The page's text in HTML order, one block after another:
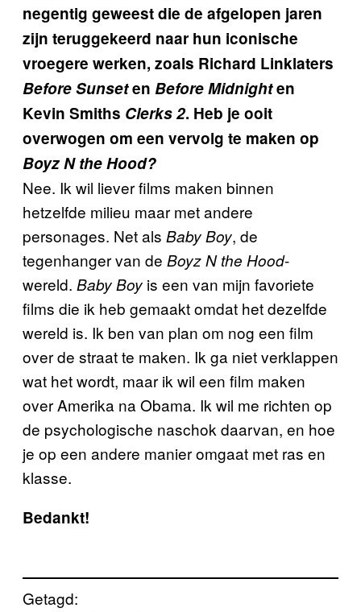
negentig geweest die de afgelopen jaren
zijn teruggekeerd naar hun iconische
vroegere werken, zoals Richard Linklaters
Before Sunseten Before Midnighten
Kevin Smiths Clerks 2. Heb je ooit
overwogen om een vervolg te maken op
Boyz N the Hood?
Nee. Ik wil liever films maken binnen
hetzelfde milieu maar met andere
personages. Net als Baby Boy, de
tegenhanger van de Boyz N the Hood-
wereld. Baby Boy is een van mijn favoriete
films die ik heb gemaakt omdat het dezelfde
wereld is. Ik ben van plan om nog een film
over de straat te maken. Ik ga niet verklappen
wat het wordt, maar ik wil een film maken
over Amerika na Obama. Ik wil me richten op
de psychologische naschok daarvan, en hoe
je op een andere manier omgaat met ras en
klasse.
Bedankt!
Getagd: